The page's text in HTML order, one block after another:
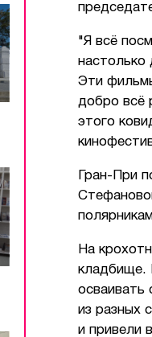
"Я всё
настолько
Эти
добро всё
этого
Гран-При
На
кладбище.
осваивать
из разных
и привели